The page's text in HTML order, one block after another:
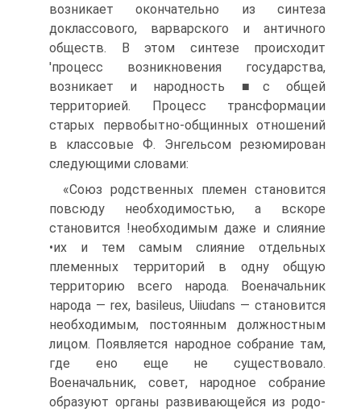
возникает окончательно из синтеза
доклассового, вар­варского и античного
обществ. В этом синтезе происходит
'процесс возникновения государства,
возникает и народность ■с общей
территорией. Процесс трансформации
старых перво­бытно-общинных отношений
в классовые Ф. Энгельсом резю­мирован
следующими словами:
«Союз родственных племен становится
повсюду необходи­мостью, а вскоре
становится !необходимым даже и слияние
•их и тем самым слияние отдельных
племенных территорий в одну общую
территорию всего народа. Военачальник
наро­да — rex, basileus, Uiiudans — становится
необходимым, постоянным должностным
лицом. Появляется народное собра­ние там,
где ено еще не существовало.
Военачальник, совет, народное собрание
образуют органы развивающейся из родо­